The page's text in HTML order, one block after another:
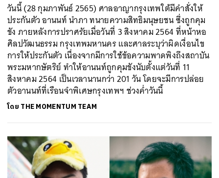
วันนี้ (28 กุมภาพันธ์ 2565) ศาลอาญากรุงเทพใต้มีคำสั่งให้
ประกันตัว อานนท์ นำภา ทนายความสิทธิมนุษยชน ซึ่งถูกคุม
ขัง ภายหลังการปราศรัยเมื่อวันที่ 3 สิงหาคม 2564 ที่หน้าหอ
ศิลปวัฒนธรรม กรุงเทพมหานคร และศาลระบุว่าผิดเงื่อนไข
การให้ประกันตัว เนื่องจากมีการใช้ข้อความพาดพิงถึงสถาบัน
พระมหากษัตริย์ ทำให้อานนท์ถูกคุมขังนับตั้งแต่วันที่ 11
สิงหาคม 2564 เป็นเวลานานกว่า 201 วัน โดยจะมีการปล่อย
ตัวอานนท์ที่เรือนจำพิเศษกรุงเทพฯ ช่วงค่ำวันนี้
โดย THE MOMENTUM TEAM